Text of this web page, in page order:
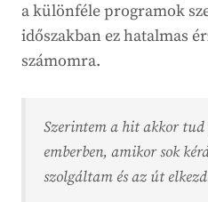
a különféle programok
időszakban ez hatalmas
számomra.
Szerintem a hit akkor tud
emberben, amikor sok
szolgáltam és az út